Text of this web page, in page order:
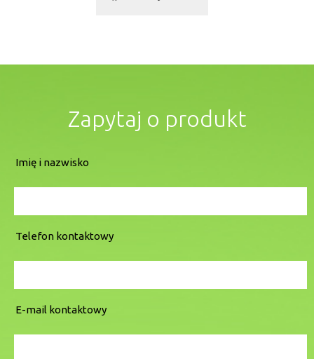
Zapytaj o produkt
Imię i nazwisko
Telefon kontaktowy
E-mail kontaktowy